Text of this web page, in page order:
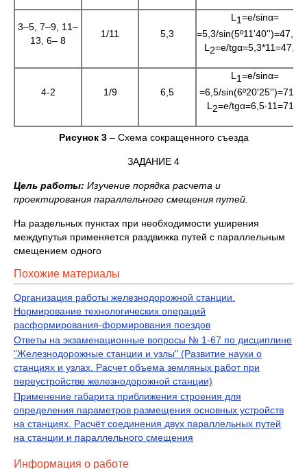
3–5, 7–9, 11–
13, 6– 8
1/11 5,3
L 1=e/sinα=
=5,3/
L 2=е/tgα=5,3*11=47,99
4-2 1/9 6,5
L 1=e/sinα=
=6,5/
L 2=е/tgα=6,5∙11=71,5
Рисунок 3– Схема сокращенного съезда
ЗАДАНИЕ 4
Цель работы: Изучение порядка расчета и
проектирования параллельного смещения путей.
На раздельных пунктах при необходимости уширения
междупутья применяется раздвижка путей с параллельным
смещением одного
Похожие материалы
Организация работы железнодорожной станции.
Нормирование технологических операций
расформирования-формирования поездов
Ответы на экзаменационные вопросы № 1-67 по дисциплине
"Железнодорожные станции и узлы" (Развитие науки о
станциях и узлах. Расчет объема земляных работ при
переустройстве железнодорожной станции)
Применение габарита приближения строения для
определения параметров размещения основных устройств
на станциях. Расчёт соединения двух параллельных путей
на станции и параллельного смещения
Информация о работе